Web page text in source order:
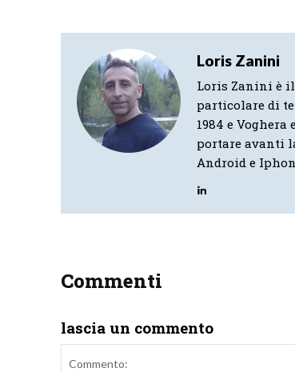
Loris Zanini
Loris Zanini è
particolare di
1984 e
portare avanti
Android e
Commenti
lascia un commento